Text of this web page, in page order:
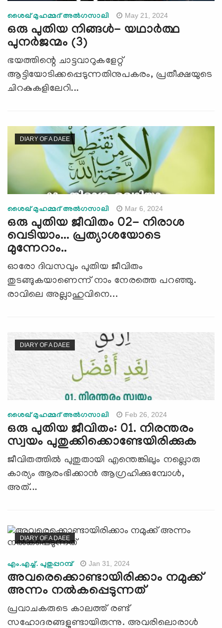
ശൈഖ് മുഹമ്മദ് അല്‍ഗസാലി May 21, 2024
ഒരു പുതിയ നിങ്ങൾ- യഥാർത്ഥ
പുനർജന്മം (3)
ഭയത്തിന്റെ ചാട്ടവാറുകളേറ്റ്
ആട്ടിയോടിക്കപ്പെടുന്നതിനുപകരം, പ്രതീക്ഷയുടെ
ചിറകുകളിലേറി...
DIARY OF A DAEE
ശൈഖ് മുഹമ്മദ് അല്‍ഗസാലി Mar 6, 2024
ഒരു പുതിയ ജീവിതം 02- നിരാശ
വെടിയാം... പ്രത്യാശയോടെ
മുന്നേറാം..
ഓരോ ദിവസവും പുതിയ ജീവിതം
തുടങ്ങുകയാണെന്ന് നാം നേരത്തെ പറഞ്ഞു.
രാവിലെ അല്ലാഹുവിനെ...
DIARY OF A DAEE
ശൈഖ് മുഹമ്മദ് അല്‍ഗസാലി Feb 26, 2024
ഒരു പുതിയ ജീവിതം: 01. നിരന്തരം
സ്വയം പുതുക്കിക്കൊണ്ടേയിരിക്കുക
ജീവിതത്തിൽ പുതുതായി എന്തെങ്കിലും നല്ലൊരു
കാര്യം ആരംഭിക്കാൻ ആഗ്രഹിക്കുമ്പോൾ,
അത്...
DIARY OF A DAEE
എം.എച്ച്. പുതുപ്പറമ്പ് Jan 31, 2024
അവരെക്കൊണ്ടായിരിക്കാം നമുക്ക്
അന്നം നൽകപ്പെടുന്നത്
പ്രവാചകരുടെ കാലത്ത് രണ്ട്
സഹോദരങ്ങളുണ്ടായിരുന്നു. അവരിലൊരാള്‍